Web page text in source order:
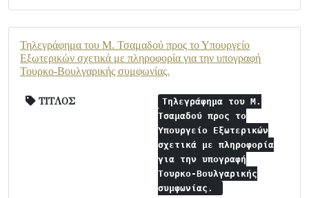
Τηλεγράφημα του Μ. Τσαμαδού προς το Υπουργείο
Εξωτερικών σχετικά με πληροφορία για την υπογραφή
Τουρκο-Βουλγαρικής συμφωνίας.
ΤΙΤΛΟΣ
Τηλεγράφημα του Μ.
Τσαμαδού προς το
Υπουργείο Εξωτερικών
σχετικά με πληροφορία
για την υπογραφή
Τουρκο-Βουλγαρικής
συμφωνίας.